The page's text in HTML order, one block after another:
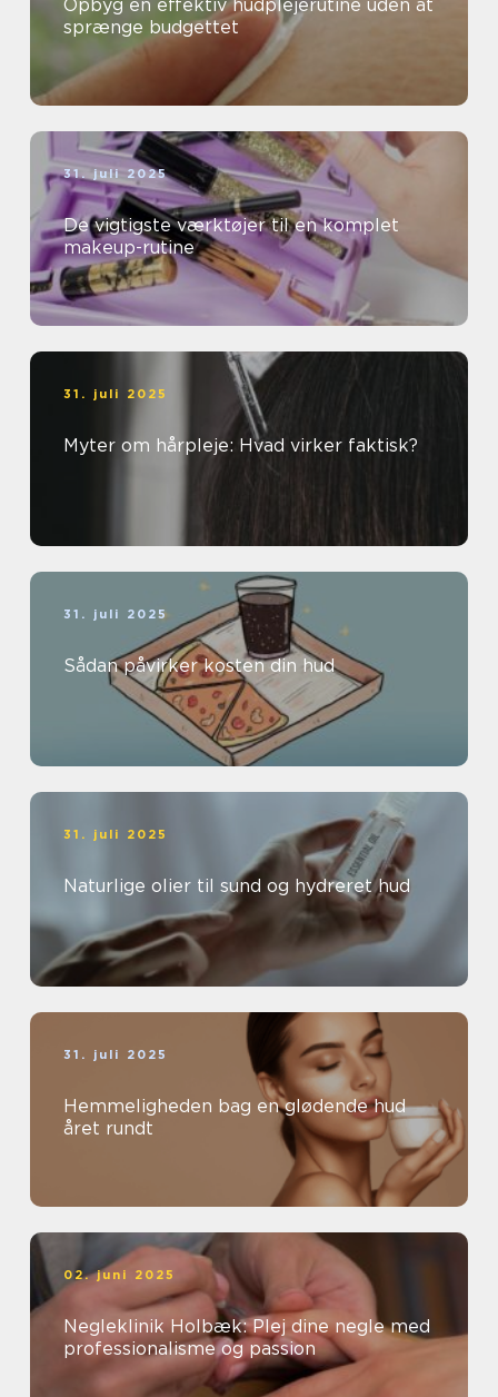
Opbyg en effektiv hudplejerutine uden at
sprænge budgettet
31. juli 2025
De vigtigste værktøjer til en komplet
makeup-rutine
31. juli 2025
Myter om hårpleje: Hvad virker faktisk?
31. juli 2025
Sådan påvirker kosten din hud
31. juli 2025
Naturlige olier til sund og hydreret hud
31. juli 2025
Hemmeligheden bag en glødende hud
året rundt
02. juni 2025
Negleklinik Holbæk: Plej dine negle med
professionalisme og passion